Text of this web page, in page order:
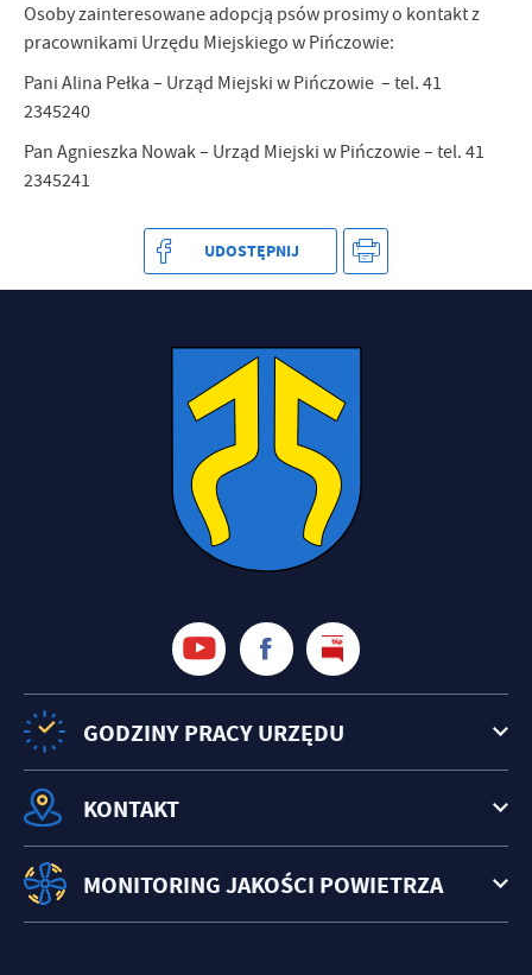
Osoby zainteresowane adopcją psów prosimy o kontakt z
pracownikami Urzędu Miejskiego w Pińczowie:
Pani Alina Pełka – Urząd Miejski w Pińczowie – tel. 41
2345240
Pan Agnieszka Nowak – Urząd Miejski w Pińczowie – tel. 41
2345241
UDOSTĘPNIJ
GODZINY PRACY URZĘDU
KONTAKT
MONITORING JAKOŚCI POWIETRZA